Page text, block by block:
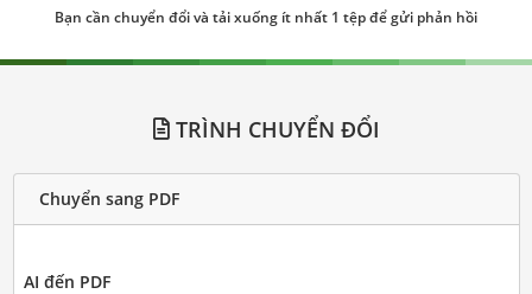
Bạn cần chuyển đổi và tải xuống ít nhất 1 tệp để gửi phản hồi
TRÌNH CHUYỂN ĐỔI
Chuyển sang PDF
AI đến PDF